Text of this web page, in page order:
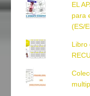
EL
para
(ES/
Libro